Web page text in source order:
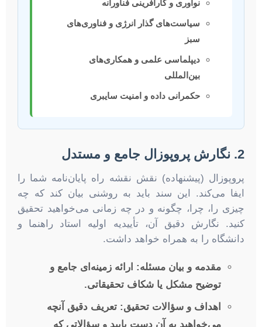
نوآوری و کارآفرینی فناورانه
سیاست‌های گذار انرژی و فناوری‌های
سبز
دیپلماسی علمی و همکاری‌های
بین‌المللی
حکمرانی داده و امنیت سایبری
2. نگارش پروپوزال جامع و مستدل
پروپوزال (پیشنهاده) نقش نقشه راه پایان‌نامه شما را
ایفا می‌کند. این سند باید به روشنی بیان کند که چه
چیزی را، چرا، چگونه و در چه زمانی می‌خواهید تحقیق
کنید. نگارش دقیق آن، تأییدیه اولیه استاد راهنما و
دانشگاه را به همراه خواهد داشت.
مقدمه و بیان مسئله: ارائه زمینه‌ای جامع و
توضیح مشکل یا شکاف تحقیقاتی.
اهداف و سؤالات تحقیق: تعریف دقیق آنچه
می‌خواهید به آن دست یابید و سؤالاتی که